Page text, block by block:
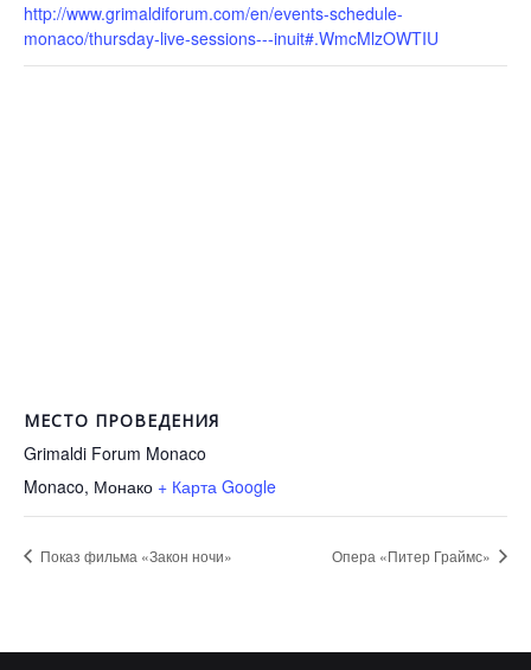
http://www.grimaldiforum.com/en/events-schedule-
monaco/thursday-live-sessions---inuit#.WmcMlzOWTIU
МЕСТО ПРОВЕДЕНИЯ
Grimaldi Forum Monaco
Monaco, Монако + Карта Google
Показ фильма «Закон ночи» Опера «Питер Граймс»